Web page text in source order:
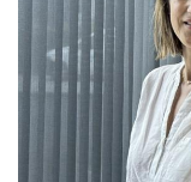
VAN
DRIE